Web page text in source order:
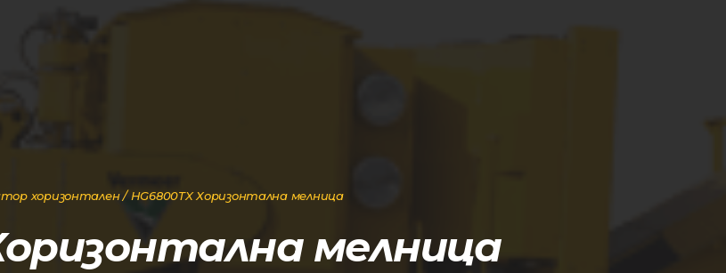
хоризонтален/ HG6800TX Хоризонтална мелница
мелница